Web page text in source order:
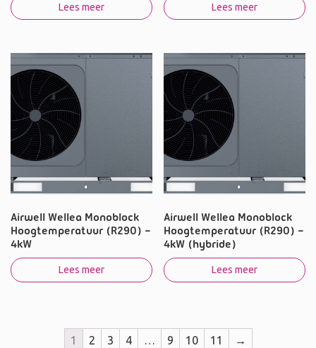
Lees meer Lees meer
Airwell Wellea Monoblock
Hoogtemperatuur (R290) –
4kW
Lees meer
Airwell Wellea Monoblock
Hoogtemperatuur (R290) –
4kW (hybride)
Lees meer
1 2 3 4 … 9 10 11 →